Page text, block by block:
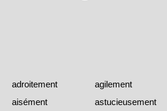
adroitement
agilement
aisément
astucieusement